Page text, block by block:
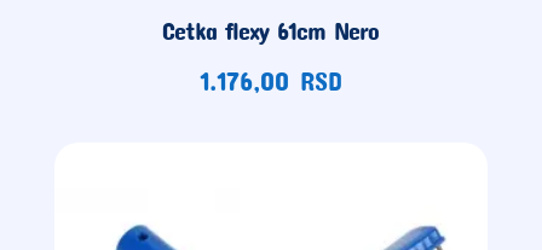
Cetka flexy 61cm Nero
1.176,00 RSD